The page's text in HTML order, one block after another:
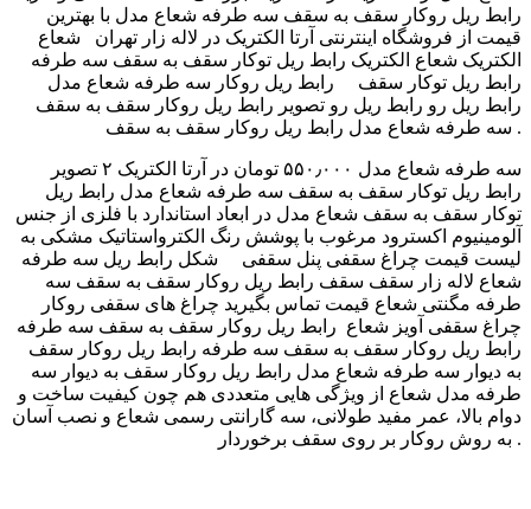
رابط ریل روکار سقف به سقف سه طرفه شعاع مدل با بهترین
قیمت از فروشگاه اینترنتی آرتا الکتریک در لاله زار تهران شعاع
الکتریک شعاع الکتریک رابط ریل توکار سقف به سقف سه طرفه
رابط ریل توکار سقف رابط ریل روکار سه طرفه شعاع مدل
رابط ریل رو رابط ریل رو تصویر رابط ریل روکار سقف به سقف
سه طرفه شعاع مدل رابط ریل روکار سقف به سقف .
سه طرفه شعاع مدل ۵۵۰٫۰۰۰ تومان در آرتا الکتریک ۲ تصویر
رابط ریل توکار سقف به سقف سه طرفه شعاع مدل رابط ریل
توکار سقف به سقف شعاع مدل در ابعاد استاندارد با فلزی از جنس
آلومینیوم اکسترود مرغوب با پوشش رنگ الکترواستاتیک مشکی به
شکل رابط ریل سه طرفه ‎ ‎ لیست قیمت چراغ سقفی پنل سقفی
شعاع لاله زار سقف سقف رابط ریل روکار سقف به سقف سه
طرفه مگنتی شعاع قیمت تماس بگیرید چراغ های سقفی روکار
چراغ سقفى آویز شعاع رابط ریل روکار سقف به سقف سه طرفه
رابط ریل روکار سقف به سقف سه طرفه رابط ریل روکار سقف
به دیوار سه طرفه شعاع مدل رابط ریل روکار سقف به دیوار سه
طرفه مدل شعاع از ویژگی هایی متعددی هم چون کیفیت ساخت و
دوام بالا، عمر مفید طولانی، سه گارانتی رسمی شعاع و نصب آسان
به روش روکار بر روی سقف برخوردار .